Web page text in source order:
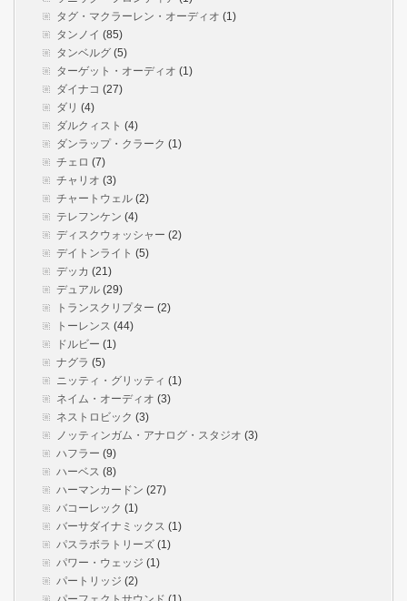
タグ・マクラーレン・オーディオ (1)
タンノイ (85)
タンベルグ (5)
ターゲット・オーディオ (1)
ダイナコ (27)
ダリ (4)
ダルクィスト (4)
ダンラップ・クラーク (1)
チェロ (7)
チャリオ (3)
チャートウェル (2)
テレフンケン (4)
ディスクウォッシャー (2)
デイトンライト (5)
デッカ (21)
デュアル (29)
トランスクリプター (2)
トーレンス (44)
ドルビー (1)
ナグラ (5)
ニッティ・グリッティ (1)
ネイム・オーディオ (3)
ネストロビック (3)
ノッティンガム・アナログ・スタジオ (3)
ハフラー (9)
ハーベス (8)
ハーマンカードン (27)
バコーレック (1)
バーサダイナミックス (1)
パスラボラトリーズ (1)
パワー・ウェッジ (1)
パートリッジ (2)